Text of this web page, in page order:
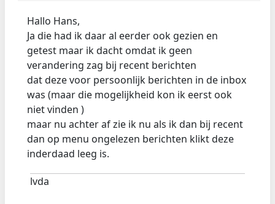
Hallo Hans,
Ja die had ik daar al eerder ook gezien en
getest maar ik dacht omdat ik geen
verandering zag bij recent berichten
dat deze voor persoonlijk berichten in de inbox
was (maar die mogelijkheid kon ik eerst ook
niet vinden )
maar nu achter af zie ik nu als ik dan bij recent
dan op menu ongelezen berichten klikt deze
inderdaad leeg is.
lvda